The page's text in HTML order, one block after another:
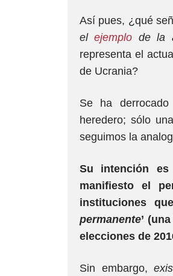
Así pues, ¿qué
elejemplo de la
representa el
de Ucrania?
Se ha
heredero; sólo
seguimos la
Su intención es
manifiesto el
instituciones
permanente’
elecciones de
Sin embargo,